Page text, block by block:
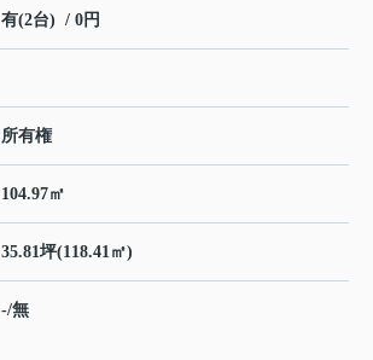
有(2台) / 0円
所有権
104.97㎡
35.81坪(118.41㎡)
-/無